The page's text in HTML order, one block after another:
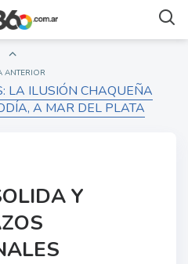
ANTERIOR
LA ILUSIÓN CHAQUEÑA
A MAR DEL PLATA
Y